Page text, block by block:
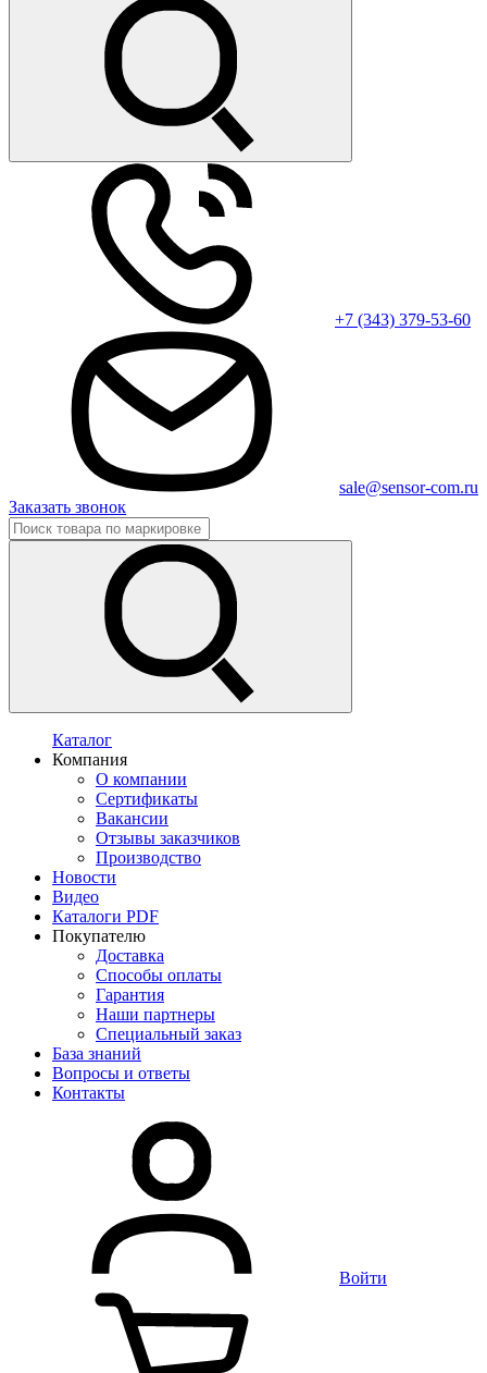
+7 (343) 379-53-60
sale@sensor-com.ru
Заказать звонок
Каталог
Компания
О компании
Сертификаты
Вакансии
Отзывы заказчиков
Производство
Новости
Видео
Каталоги PDF
Покупателю
Доставка
Способы оплаты
Гарантия
Наши партнеры
Специальный заказ
База знаний
Вопросы и ответы
Контакты
Войти